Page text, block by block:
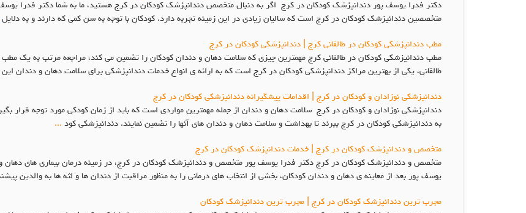
دکتر فدرا یوسف پور دندانپزشک کودکان در کرج اگر به دنبال متخصص دندانپزشک کودکان در کرج هستید، ما به شما دکتر فدرا
متخصصین دندانپزشک کودکان در کرج است که سالیان زیادی در این زمینه تجربه دارد. کودکان با توجه به سن کمی که دارند و به دلایل
مطب دندانپزشکی کودکان در طالقانی کرج | دندانپزشکی کودکان در کرج
مطب دندانپزشکی کودکان در طالقانی کرج مهمترین چیزی که سلامت دهان و دندان کودکان را تضمین می کند، مراجعه مرتب به یک
طالقانی، یکی از بهترین مراکز دندانپزشکی کودکان در کرج است که به ارائه ی انواع خدمات دندانپزشکی برای سلامت دهان و دندان
دندانپزشکی نوزادان و کودکان در کرج | اقدامات پیشگیرانه دندانپزشکی کودکان در کرج
دندانپزشکی نوزادان و کودکان در کرج سلامت دهان و دندان از جمله مهمترین مواردی است که باید از زمان کودکی مورد توجه قرار
به دندانپزشکی کودکان در کرج ببرند تا بهداشت و سلامت دهان و دندان های آنها را تضمین نمایند. دندانپزشکی کود ...
متخصص و دندانپزشک کودکان در کرج | خدمات دندانپزشک کودکان در کرج
متخصص و دندانپزشک کودکان در کرج دکتر فدرا یوسف پور متخصص و دندانپزشک کودکان در کرج، در زمینه درمان بیماری های دهان و
یوسف پور بعد از معاینه ی دهان و دندان کودکان، بخشی از انتخاب های درمانی را به منظور مراقبت از دندان ها و لثه ها به والدین
مجرب ترین دندانپزشک کودکان در کرج | مجرب ترین دندانپزشک کودکان